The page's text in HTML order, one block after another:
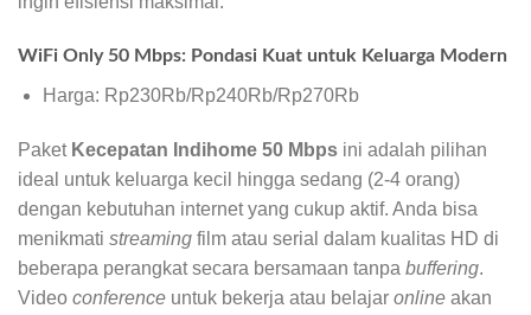
WiFi Only 50 Mbps: Pondasi Kuat untuk Keluarga Modern
Harga: Rp230Rb/Rp240Rb/Rp270Rb
Paket Kecepatan Indihome 50 Mbps ini adalah pilihan
ideal untuk keluarga kecil hingga sedang (2-4 orang)
dengan kebutuhan internet yang cukup aktif. Anda bisa
menikmati streaming film atau serial dalam kualitas HD di
beberapa perangkat secara bersamaan tanpa buffering.
Video conference untuk bekerja atau belajar online akan